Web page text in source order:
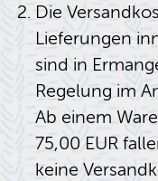
Die
Lieferungen
sind in
Regelung im
Ab einem
75,00 EUR
keine